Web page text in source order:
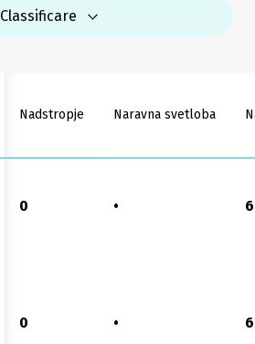
Classificare
Nadstropje Naravna svetloba
0 •
0 •